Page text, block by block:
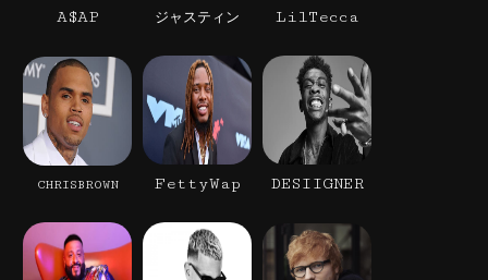
A$AP ジャスティン LilTecca
CHRISBROWN FettyWap DESIIGNER